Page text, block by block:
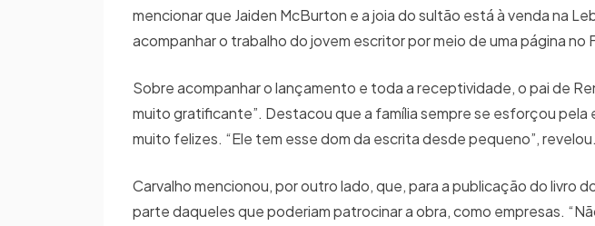
mencionar que Jaiden McBurton e a joia do sultão está à venda na
acompanhar o trabalho do jovem escritor por meio de uma página no
Sobre acompanhar o lançamento e toda a receptividade, o pai de
muito gratificante”. Destacou que a família sempre se esforçou
muito felizes. “Ele tem esse dom da escrita desde pequeno”, revelou.
Carvalho mencionou, por outro lado, que, para a publicação do livro
parte daqueles que poderiam patrocinar a obra, como empresas.